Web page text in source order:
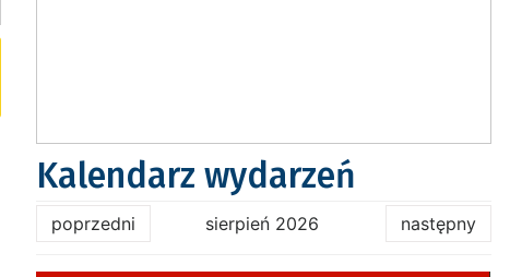
Kalendarz wydarzeń
poprzedni sierpień 2026 następny